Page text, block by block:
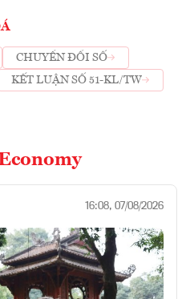
CHUYỂN ĐỔI SỐ
KẾT LUẬN SỐ 51-KL/TW
16:08, 07/08/2026